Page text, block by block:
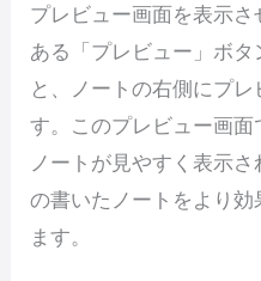
プレビュー画面を表示
ある「プレビュー」ボ
と、ノートの右側にプ
す。このプレビュー画
ノートが見やすく表示
の書いたノートをより効
ます。